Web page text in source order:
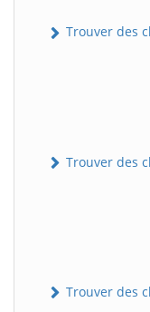
Trouver des
Trouver des
Trouver des